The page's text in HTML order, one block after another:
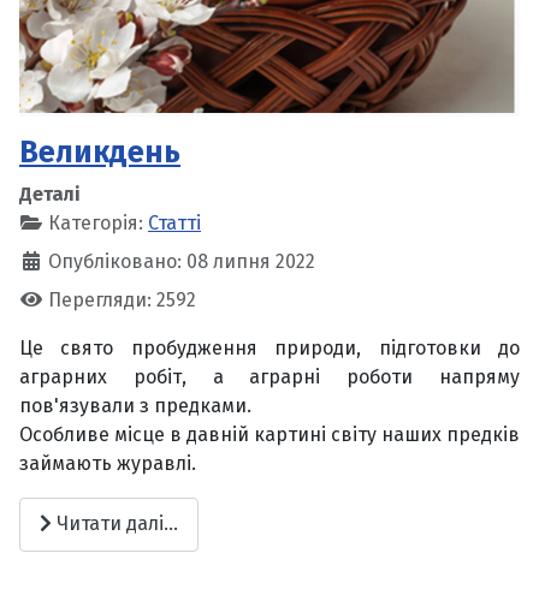
Великдень
Деталі
Категорія: Статті
Опубліковано: 08 липня 2022
Перегляди: 2592
Це свято пробудження природи, підготовки до
аграрних робіт, а аграрні роботи напряму
пов'язували з предками.
Особливе місце в давній картині світу наших предків
займають журавлі.
Читати далі...